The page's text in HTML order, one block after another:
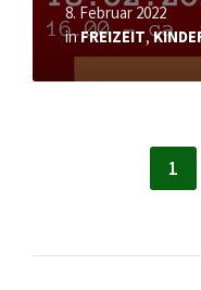
8. Februar 2022
inFREIZEIT,
Beiträge
1